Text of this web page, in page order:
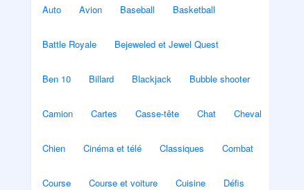
Auto Avion Baseball Basketball
Battle Royale Bejeweled et Jewel Quest
Ben 10 Billard Blackjack Bubble shooter
Camion Cartes Casse-tête Chat Cheval
Chien Cinéma et télé Classiques Combat
Course Course et voiture Cuisine Défis